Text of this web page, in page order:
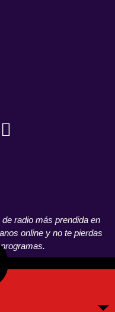
radio más prendida en
online y no te pierdas